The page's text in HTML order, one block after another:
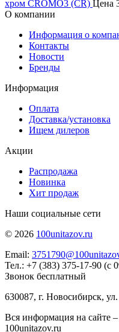
хром CROMO3 (CR) Цена
О компании
Информация о
Контакты
Новости
Бренды
Информация
Оплата
Доставка/установка
Ищем дилеров
Акции
Распродажа
Новинка
Хит продаж
Наши социальные сети
© 2026 100unitazov.ru
Email:
Тел.: +7 (383) 375-17-90 (с
Звонок бесплатный
630087, г. Новосибирск,
Вся информация на сайте –
100unitazov.ru